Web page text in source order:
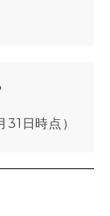
日時点）